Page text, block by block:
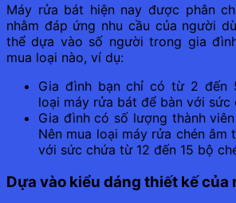
Máy rửa bát hiện nay được phân
nhằm đáp ứng nhu cầu của người
thể dựa vào số người trong gia
mua loại nào, ví dụ:
Gia đình bạn chỉ có từ 2 đến
loại máy rửa bát để bàn với
Gia đình có số lượng thành
Nên mua loại máy rửa chén âm
với sức chứa từ 12 đến 15 bộ
Dựa vào kiểu dáng thiết kế của